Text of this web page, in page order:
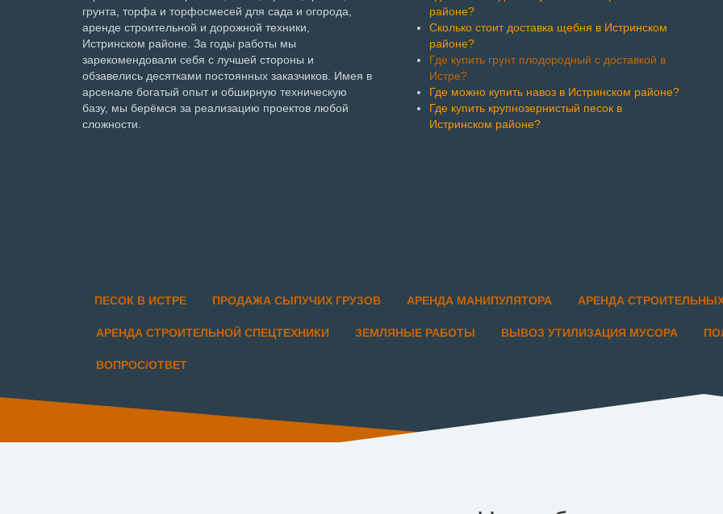
грунта, торфа и торфосмесей для сада и огорода,
аренде строительной и дорожной техники,
Истринском районе. За годы работы мы
зарекомендовали себя с лучшей стороны и
обзавелись десятками постоянных заказчиков. Имея в
арсенале богатый опыт и обширную техническую
базу, мы берёмся за реализацию проектов любой
сложности.
районе?
Сколько стоит доставка щебня в Истринском
районе?
Где купить грунт плодородный с доставкой в
Истре?
Где можно купить навоз в Истринском районе?
Где купить крупнозернистый песок в
Истринском районе?
ПЕСОК В ИСТРЕ ПРОДАЖА СЫПУЧИХ ГРУЗОВ АРЕНДА МАНИПУЛЯТОРА АРЕНДА
АРЕНДА СТРОИТЕЛЬНОЙ СПЕЦТЕХНИКИ ЗЕМЛЯНЫЕ РАБОТЫ ВЫВОЗ УТИЛИЗАЦИЯ МУСОРА
ВОПРОС/ОТВЕТ